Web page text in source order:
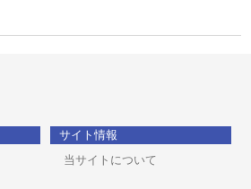
サイト情報
当サイトについて